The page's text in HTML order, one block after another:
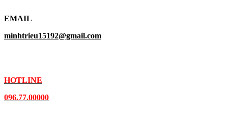
EMAIL
minhtrieu15192@gmail.com
HOTLINE
096.77.00000